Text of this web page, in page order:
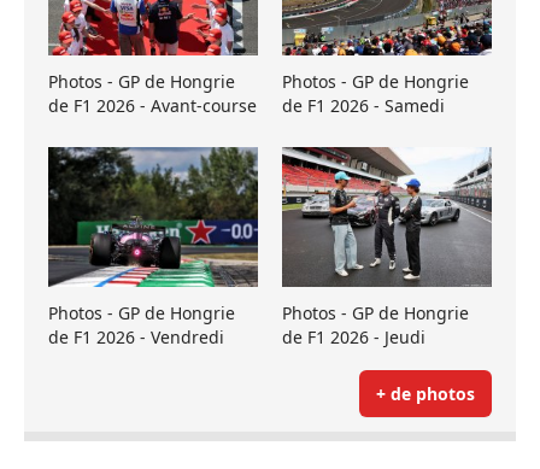
Photos - GP de Hongrie
de F1 2026 - Avant-course
Photos - GP de Hongrie
de F1 2026 - Samedi
Photos - GP de Hongrie
de F1 2026 - Vendredi
Photos - GP de Hongrie
de F1 2026 - Jeudi
+ de photos